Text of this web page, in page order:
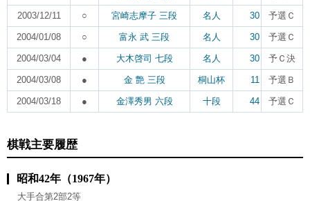
2003/12/11 ○ 宮崎志摩子 三段 名人 30 予選Ｃ
2004/01/08 ○ 富永 武 三段 名人 30 予選Ｃ
2004/03/04 ● 大木啓司 七段 名人 30 予Ｃ決
2004/03/08 ● 金 艶 三段 桐山杯 11 予選Ｂ
2004/03/18 ● 金澤秀男 六段 十段 44 予選Ｃ
棋戦主要履歴
昭和42年（1967年）
大手合第2部2等